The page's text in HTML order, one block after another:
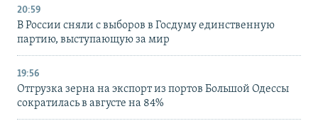
20:59
В России сняли с выборов в Госдуму единственную
партию, выступающую за мир
19:56
Отгрузка зерна на экспорт из портов Большой Одессы
сократилась в августе на 84%